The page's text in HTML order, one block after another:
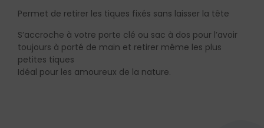
Permet de retirer les tiques fixés sans laisser la tête
S’accroche à votre porte clé ou sac à dos pour l’avoir
toujours à porté de main et retirer même les plus
petites tiques
Idéal pour les amoureux de la nature.